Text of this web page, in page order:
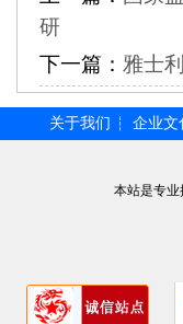
研
下一篇： 雅士
关于我们 ┆ 企业文
本站是专业